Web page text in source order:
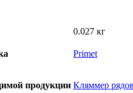
0.027 кг
Primet
продукции Кляммер